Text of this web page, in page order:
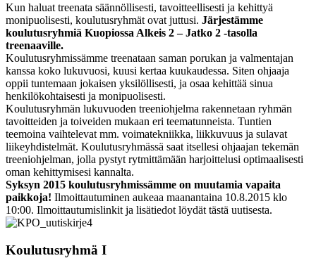
Kun haluat treenata säännöllisesti, tavoitteellisesti ja kehittyä
monipuolisesti, koulutusryhmät ovat juttusi. Järjestämme
koulutusryhmiä Kuopiossa Alkeis 2 – Jatko 2 -tasolla
treenaaville.
Koulutusryhmissämme treenataan saman porukan ja valmentajan
kanssa koko lukuvuosi, kuusi kertaa kuukaudessa. Siten ohjaaja
oppii tuntemaan jokaisen yksilöllisesti, ja osaa kehittää sinua
henkilökohtaisesti ja monipuolisesti.
Koulutusryhmän lukuvuoden treeniohjelma rakennetaan ryhmän
tavoitteiden ja toiveiden mukaan eri teematunneista. Tuntien
teemoina vaihtelevat mm. voimatekniikka, liikkuvuus ja sulavat
liikeyhdistelmät. Koulutusryhmässä saat itsellesi ohjaajan tekemän
treeniohjelman, jolla pystyt rytmittämään harjoittelusi optimaalisesti
oman kehittymisesi kannalta.
Syksyn 2015 koulutusryhmissämme on muutamia vapaita
paikkoja! Ilmoittautuminen aukeaa maanantaina 10.8.2015 klo
10:00. Ilmoittautumislinkit ja lisätiedot löydät tästä uutisesta.
Koulutusryhmä I